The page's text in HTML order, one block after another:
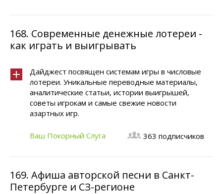
168. Современные денежные лотереи -
как играть и выигрывать
Дайджест посвящен системам игры в числовые
лотереи. Уникальные переводные материалы,
аналитические статьи, истории выигрышей,
советы игрокам и самые свежие новости
азартных игр.
Ваш Покорный Слуга 363 подписчиков
169. Афиша авторской песни в Санкт-
Петербурге и СЗ-регионе